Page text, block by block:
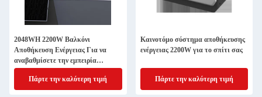
2048WH 2200W Βαλκόνι
Αποθήκευση Ενέργειας Για να
αναβαθμίσετε την εμπειρία
κατασκήνωσης σας
Πάρτε την καλύτερη τιμή
Καινοτόμο σύστημα αποθήκευσης
ενέργειας 2200W για το σπίτι σας
Πάρτε την καλύτερη τιμή